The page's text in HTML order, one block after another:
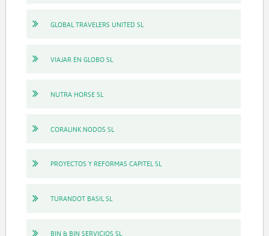
GLOBAL TRAVELERS UNITED SL
VIAJAR EN GLOBO SL
NUTRA HORSE SL
CORALINK NODOS SL
PROYECTOS Y REFORMAS CAPITEL SL
TURANDOT BASIL SL
BIN & BIN SERVICIOS SL